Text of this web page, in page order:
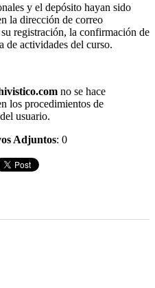
y el depósito hayan sido
la dirección de correo
registración, la confirmación de
de actividades del curso.
no se hace
los procedimientos de
usuario.
Adjuntos: 0